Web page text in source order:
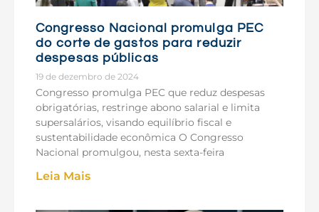
Congresso Nacional promulga PEC
do corte de gastos para reduzir
despesas públicas
19 de dezembro de 2024
Congresso promulga PEC que reduz despesas
obrigatórias, restringe abono salarial e limita
supersalários, visando equilíbrio fiscal e
sustentabilidade econômica O Congresso
Nacional promulgou, nesta sexta-feira
Leia Mais